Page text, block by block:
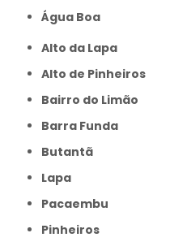
Água Boa
Alto da Lapa
Alto de Pinheiros
Bairro do Limão
Barra Funda
Butantã
Lapa
Pacaembu
Pinheiros